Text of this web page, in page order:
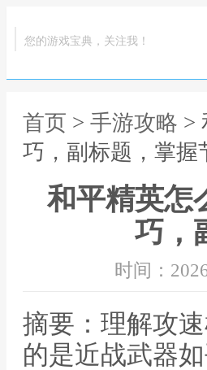
您的游戏宝典，关注我！
首页 > 手游攻略 >
巧，副标题，掌握
和平精英怎
巧，
时间：
摘要：理解攻
的是近战武器